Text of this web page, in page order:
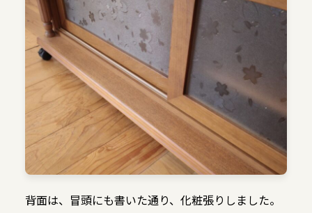
背面は、冒頭にも書いた通り、化粧張りしました。